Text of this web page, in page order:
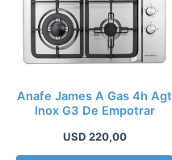
Anafe James A Gas 4h Agt
Inox G3 De Empotrar
USD 220,00